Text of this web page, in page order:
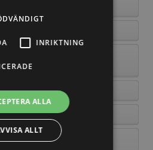
RING 011-18 23 23
INRIKTNING
ALLA
ALLT